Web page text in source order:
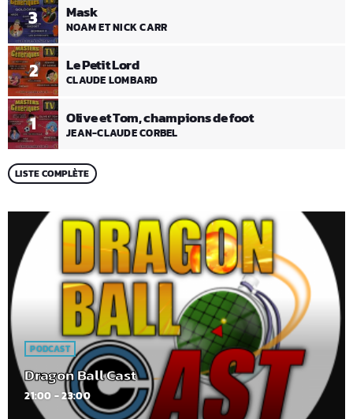
1 Olive et Tom, champions de foot
JEAN-CLAUDE CORBEL
2 Le Petit Lord
CLAUDE LOMBARD
3 Mask
NOAM ET NICK CARR
LISTE COMPLÈTE
PODCAST
Dragon Ball Cast
21:00 - 23:00